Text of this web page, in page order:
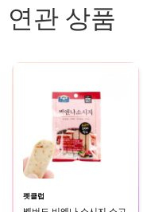
연관 상품
펫클럽